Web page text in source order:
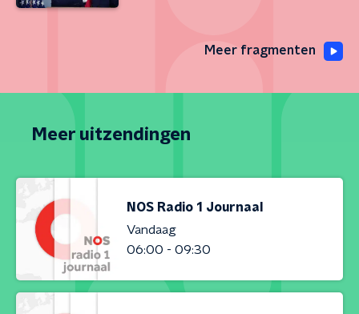
Meer fragmenten
Meer uitzendingen
NOS Radio 1 Journaal
Vandaag
06:00 - 09:30